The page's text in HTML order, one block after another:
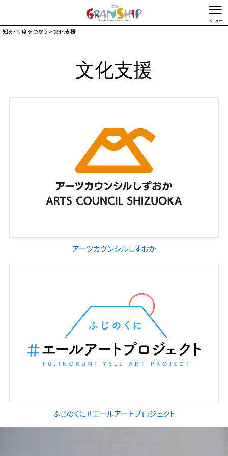
お問い合わせ・ご意見 Foreign language
こどもたちのための芸術鑑賞制度
普及プログラム
指定管理者静岡県文化財団
登録アーティスト
提携公演
高校生アートラリー
知る・制度をつかう > 文化支援
文化支援
アーツカウンシルしずおか
ふじのくに＃エールアートプロジェクト